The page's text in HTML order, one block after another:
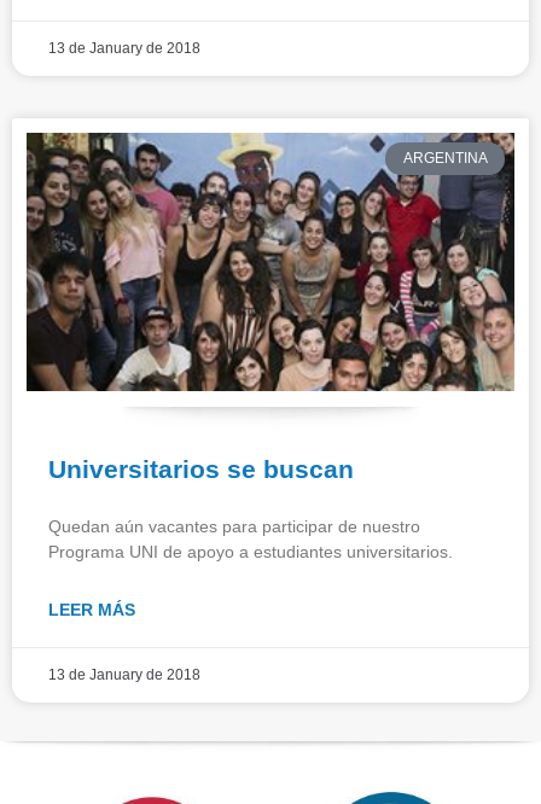
13 de January de 2018
ARGENTINA
Universitarios se buscan
Quedan aún vacantes para participar de nuestro
Programa UNI de apoyo a estudiantes universitarios.
LEER MÁS
13 de January de 2018